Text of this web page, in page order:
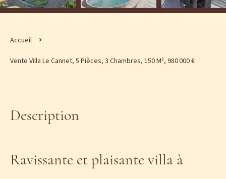
Accueil
Vente Villa Le Cannet, 5 Pièces, 3 Chambres, 150 M², 980 000 €
Description
Ravissante et plaisante villa à